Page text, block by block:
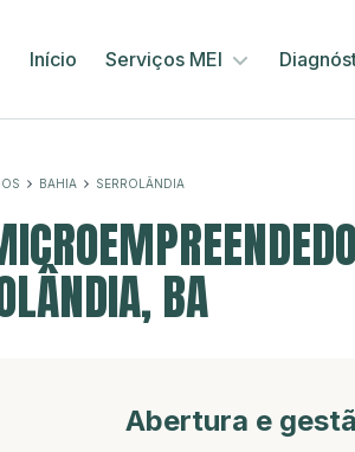
Início Serviços MEI
BAHIA SERROLÂNDIA
BA
Abertura e